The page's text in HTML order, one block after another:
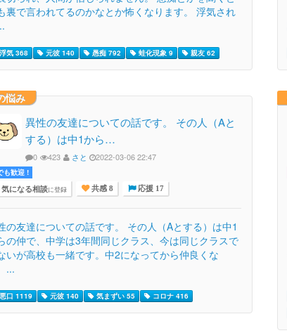
裏で言われてるのかなとか怖くなります。 浮気され
気 368 元彼 140 愚痴 792 蛙化現象 9 親友 62
悩み
異性の友達についての話です。 その人（Aと
する）は中1から…
0 423 さと 2022-03-06 22:47
も歓迎 !
気になる相談に登録 共感 8 応援 17
の友達についての話です。 その人（Aとする）は中1
の仲で、中学は3年間同じクラス、今は同じクラスで
いが高校も一緒です。中2になってから仲良くな
...
口 1119 元彼 140 気まずい 55 コロナ 416